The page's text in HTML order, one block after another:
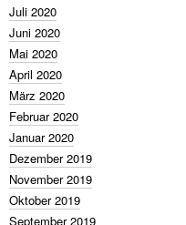
Juli 2020
Juni 2020
Mai 2020
April 2020
März 2020
Februar 2020
Januar 2020
Dezember 2019
November 2019
Oktober 2019
September 2019